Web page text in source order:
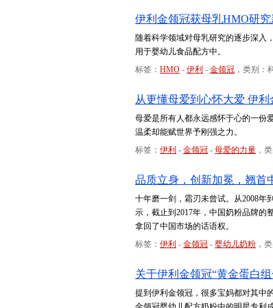
伊利金领冠获母乳HMO研
随着科学领域对母乳研究的逐步深入
用于婴幼儿食品配方中。
标签： HMO - 伊利 - 金领冠 ，类别：
从更懂母爱到心怀大爱 伊
母爱是所有人都永远感怀于心的一份
温柔却能赋世界予刚强之力。
标签： 伊利 - 金领冠 - 母爱的力量 ，
品质立身，创新加冕，翘首
十年磨一剑，霜刃未曾试。从2008年
示，截止到2017年，中国奶粉品牌的
拿回了中国市场的话语权。
标签： 伊利 - 金领冠 - 婴幼儿奶粉 ，
关于伊利金领冠“黄金蛋白
提到伊利金领冠，很多宝妈都对其中